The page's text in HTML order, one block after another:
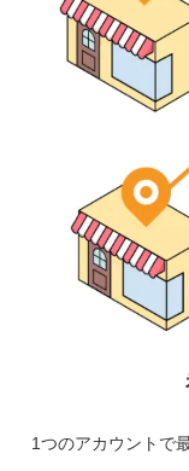
1つのアカウントで